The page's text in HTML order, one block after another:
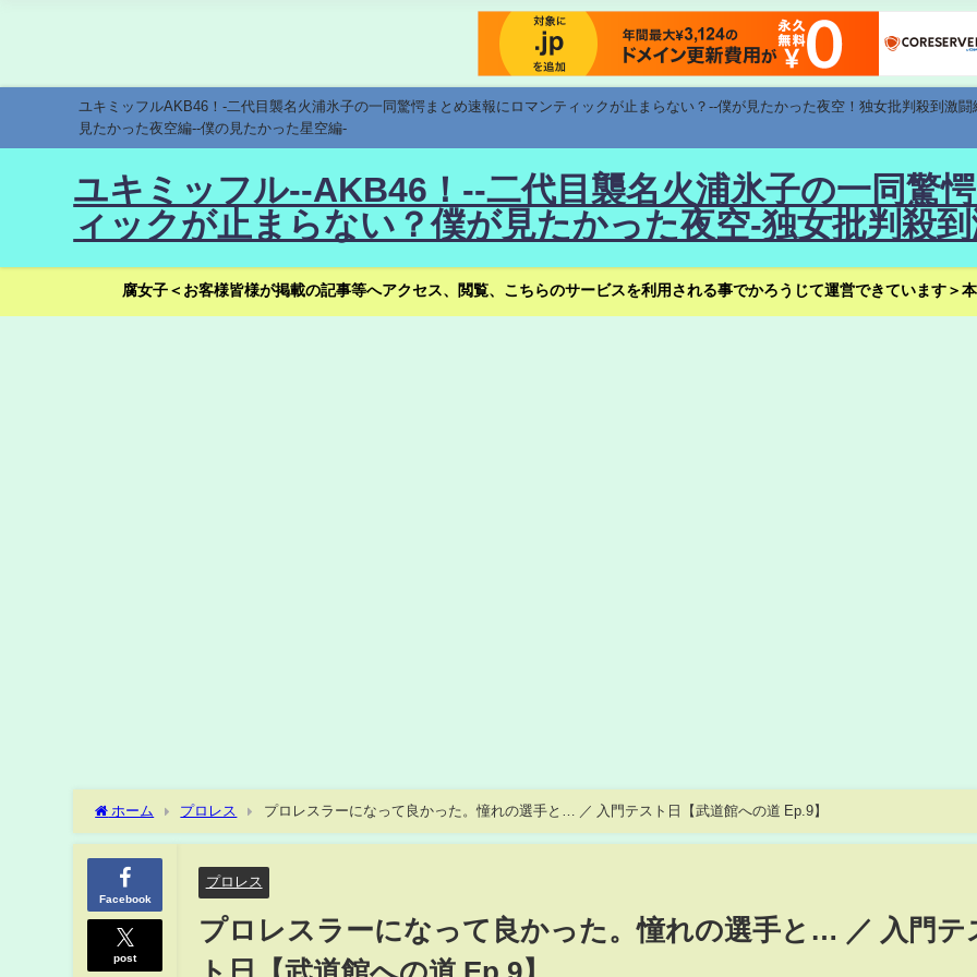
ユキミッフルAKB46！-二代目襲名火浦氷子の一同驚愕まとめ速報にロマンティックが止まらない？--僕が見たかった夜空！独女批判殺到激
見たかった夜空編--僕の見たかった星空編-
ユキミッフル--AKB46！--二代目襲名火浦氷子の一同驚
ィックが止まらない？僕が見たかった夜空-独女批判殺
腐女子＜お客様皆様が掲載の記事等へアクセス、閲覧、こちらのサービスを利用される事でかろうじて運営できています＞
ホーム プロレス プロレスラーになって良かった。憧れの選手と… ／ 入門テスト日【武道館への道 Ep.9】
Facebook
post
プロレス
プロレスラーになって良かった。憧れの選手と… ／ 入門テ